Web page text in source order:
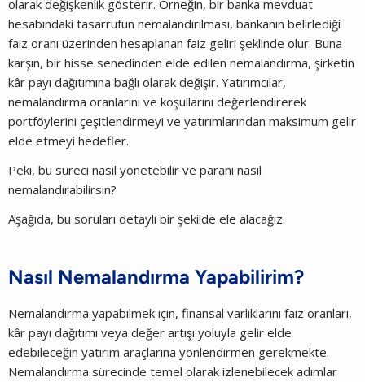
olarak değişkenlik gösterir. Örneğin, bir banka mevduat
hesabındaki tasarrufun nemalandırılması, bankanın belirlediği
faiz oranı üzerinden hesaplanan faiz geliri şeklinde olur. Buna
karşın, bir hisse senedinden elde edilen nemalandırma, şirketin
kâr payı dağıtımına bağlı olarak değişir. Yatırımcılar,
nemalandırma oranlarını ve koşullarını değerlendirerek
portföylerini çeşitlendirmeyi ve yatırımlarından maksimum gelir
elde etmeyi hedefler.
Peki, bu süreci nasıl yönetebilir ve paranı nasıl
nemalandırabilirsin?
Aşağıda, bu soruları detaylı bir şekilde ele alacağız.
Nasıl Nemalandırma Yapabilirim?
Nemalandırma yapabilmek için, finansal varlıklarını faiz oranları,
kâr payı dağıtımı veya değer artışı yoluyla gelir elde
edebileceğin yatırım araçlarına yönlendirmen gerekmekte.
Nemalandırma sürecinde temel olarak izlenebilecek adımlar